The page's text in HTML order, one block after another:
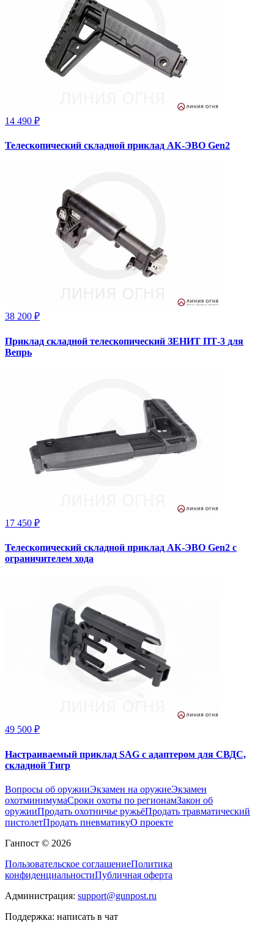
14 490 ₽
Телескопический складной приклад АК-ЭВО Gen2
38 200 ₽
Приклад складной телескопический ЗЕНИТ ПТ-3 для
Вепрь
17 450 ₽
Телескопический складной приклад АК-ЭВО Gen2 с
ограничителем хода
49 500 ₽
Настраиваемый приклад SAG с адаптером для СВДС,
складной Тигр
Вопросы об оружииЭкзамен на оружиеЭкзамен
охотминимумаСроки охоты по регионамЗакон об
оружииПродать охотничье ружьёПродать травматический
пистолетПродать пневматикуО проекте
Ганпост © 2026
Пользовательское соглашениеПолитика
конфиденциальностиПубличная оферта
Администрация: support@gunpost.ru
Поддержка: написать в чат